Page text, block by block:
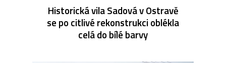
Historická vila Sadová v Ostravě
se po citlivé rekonstrukci oblékla
celá do bílé barvy